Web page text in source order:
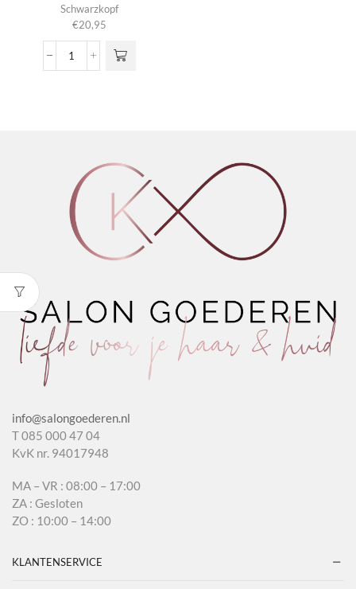
Schwarzkopf
€20,95
R-
info@salongoederen.nl
T 085 000 47 04
KvK nr. 94017948
MA – VR : 08:00 – 17:00
ZA : Gesloten
ZO : 10:00 – 14:00
KLANTENSERVICE